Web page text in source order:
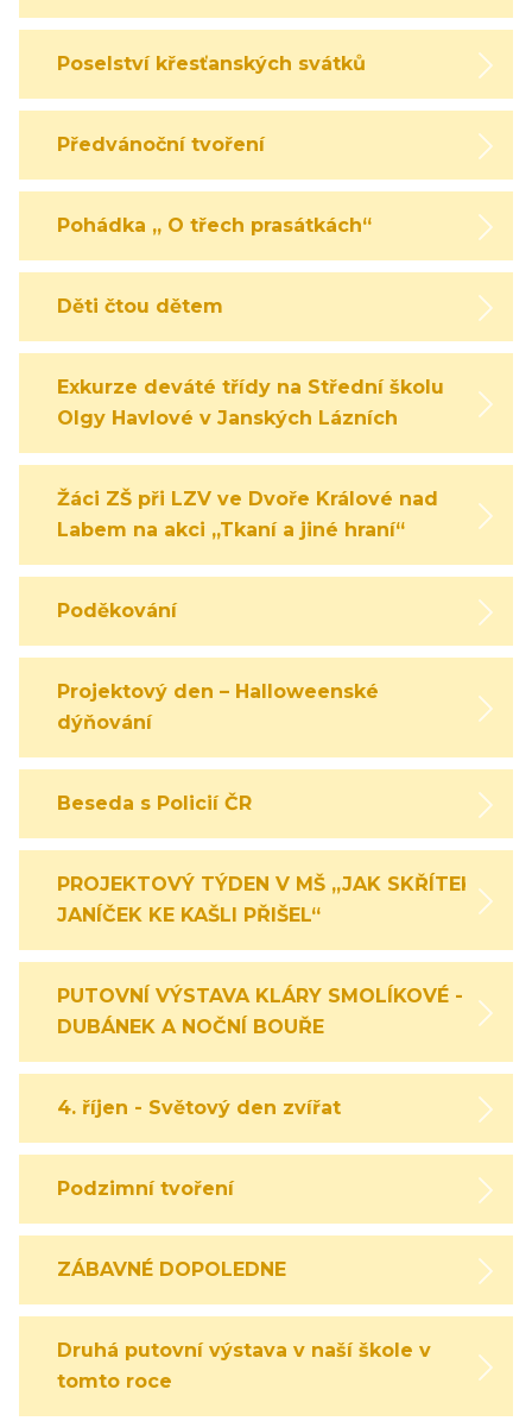
Poselství křesťanských svátků
Předvánoční tvoření
Pohádka „ O třech prasátkách“
Děti čtou dětem
Exkurze deváté třídy na Střední školu
Olgy Havlové v Janských Lázních
Žáci ZŠ při LZV ve Dvoře Králové nad
Labem na akci „Tkaní a jiné hraní“
Poděkování
Projektový den – Halloweenské
dýňování
Beseda s Policií ČR
PROJEKTOVÝ TÝDEN V MŠ „JAK SKŘÍTEK
JANÍČEK KE KAŠLI PŘIŠEL“
PUTOVNÍ VÝSTAVA KLÁRY SMOLÍKOVÉ -
DUBÁNEK A NOČNÍ BOUŘE
4. říjen - Světový den zvířat
Podzimní tvoření
ZÁBAVNÉ DOPOLEDNE
Druhá putovní výstava v naší škole v
tomto roce